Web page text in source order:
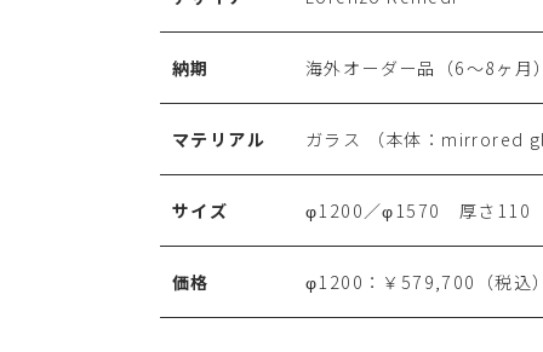
納期 海外オーダー品（6～8ヶ月）
マテリアル ガラス （本体：mirrored
サイズ φ1200／φ1570 厚さ110
価格 φ1200：￥579,700（税込